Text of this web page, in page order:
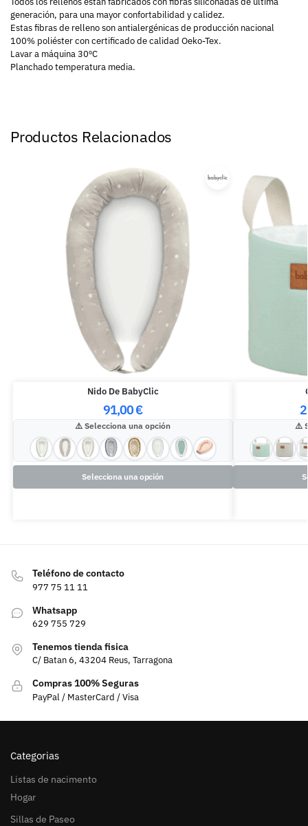
generación, para una mayor confortabilidad y calidez.
Estas fibras de relleno son antialergénicas de producción nacional
100% poliéster con certificado de calidad Oeko-Tex.
Lavar a máquina 30ºC
Planchado temperatura media.
Productos Relacionados
Nido De BabyClic
91,00€
Selecciona una opción
Selecciona una opción
Teléfono de contacto
977 75 11 11
Whatsapp
629 755 729
Tenemos tienda fisica
C/ Batan 6, 43204 Reus, Tarragona
Compras 100% Seguras
PayPal / MasterCard / Visa
Categorias
Listas de nacimento
Hogar
Sillas de Paseo